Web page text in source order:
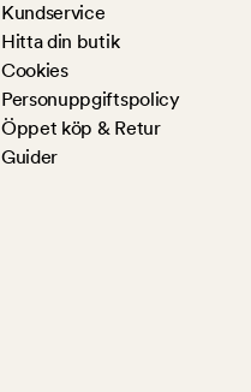
Kundservice
Hitta din butik
Cookies
Personuppgiftspolicy
Öppet köp & Retur
Guider